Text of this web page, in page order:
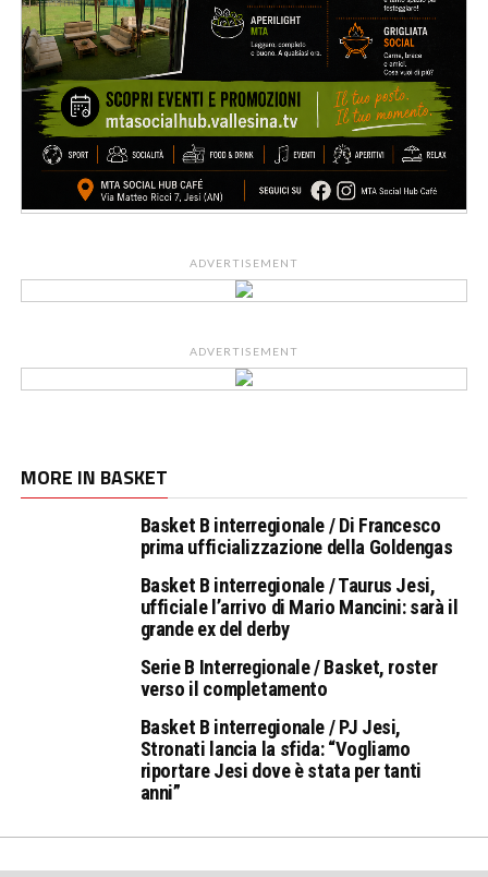
ADVERTISEMENT
ADVERTISEMENT
MORE IN BASKET
Basket B interregionale / Di Francesco
prima ufficializzazione della Goldengas
Basket B interregionale / Taurus Jesi,
ufficiale l’arrivo di Mario Mancini: sarà il
grande ex del derby
Serie B Interregionale / Basket, roster
verso il completamento
Basket B interregionale / PJ Jesi,
Stronati lancia la sfida: “Vogliamo
riportare Jesi dove è stata per tanti
anni”